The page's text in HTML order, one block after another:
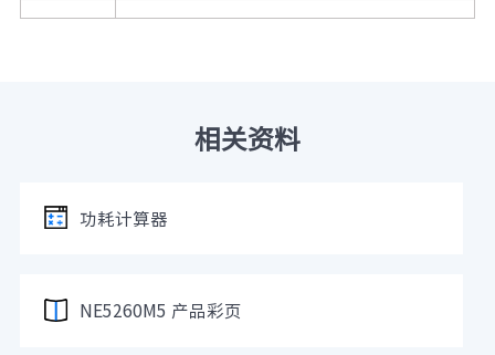
相关资料
功耗计算器
NE5260M5 产品彩页